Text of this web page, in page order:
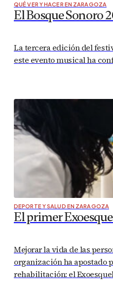
QUÉ VER Y HACER EN ZARAGOZA
El Bosque Sonoro
La tercera edición del
este evento musical ha
DEPORTE Y SALUD EN ZARAGOZA
El primer
Mejorar la vida de las
organización ha apostado
rehabilitación: el